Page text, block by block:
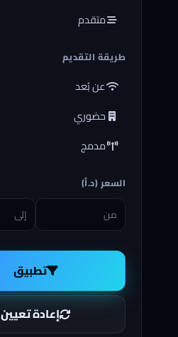
متقدم
طريقة التقديم
عن بُعد
حضوري
مدمج
السعر (د.أ)
تطبيق
إعادة تعيين